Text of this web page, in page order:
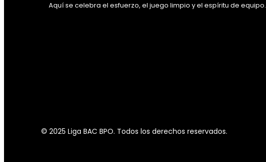
Aquí se celebra el esfuerzo, el juego limpio y el espíritu de equipo.
© 2025 Liga BAC BPO. Todos los derechos reservados.